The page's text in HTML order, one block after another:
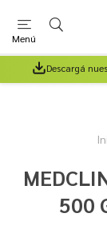
Menú
Descargá
500